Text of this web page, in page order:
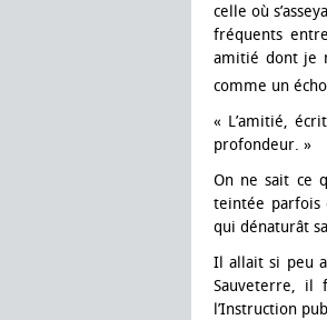
celle où
fréquents
amitié dont je
comme un
« L’amitié,
profondeur. »
On ne sait ce
teintée parfois
qui dénaturât
Il allait si peu
Sauveterre, il
l’Instruction